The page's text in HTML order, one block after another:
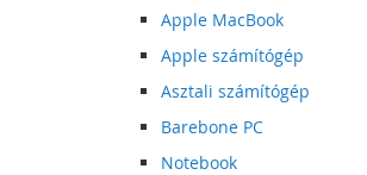
Apple MacBook
Apple számítógép
Asztali számítógép
Barebone PC
Notebook